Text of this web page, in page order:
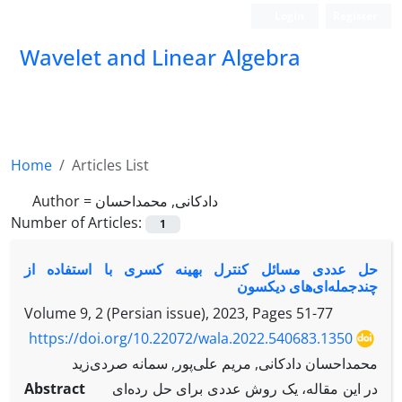
Wavelet and Linear Algebra
Home
Articles List
Author = دادکانی, محمداحسان
Number of Articles:
1
حل عددی مسائل کنترل بهینه کسری با استفاده از
چندجمله‌ای‌های دیکسون
Volume 9, 2 (Persian issue), 2023, Pages 51-77
https://doi.org/10.22072/wala.2022.540683.1350
محمداحسان دادکانی, مریم علی‌پور, سمانه صردی‌زید
Abstract